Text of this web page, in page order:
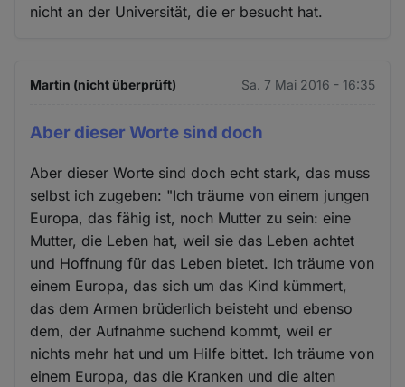
nicht an der Universität, die er besucht hat.
Martin (nicht überprüft) Sa. 7 Mai 2016 - 16:35
Aber dieser Worte sind doch
Aber dieser Worte sind doch echt stark, das muss
selbst ich zugeben: "Ich träume von einem jungen
Europa, das fähig ist, noch Mutter zu sein: eine
Mutter, die Leben hat, weil sie das Leben achtet
und Hoffnung für das Leben bietet. Ich träume von
einem Europa, das sich um das Kind kümmert,
das dem Armen brüderlich beisteht und ebenso
dem, der Aufnahme suchend kommt, weil er
nichts mehr hat und um Hilfe bittet. Ich träume von
einem Europa, das die Kranken und die alten